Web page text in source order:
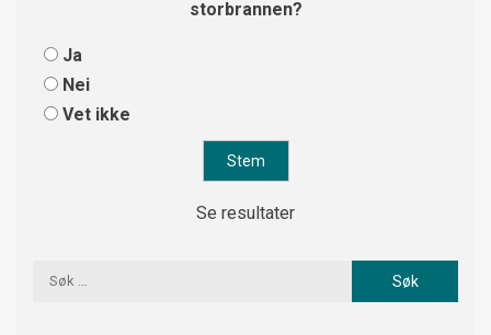
storbrannen?
Ja
Nei
Vet ikke
Se resultater